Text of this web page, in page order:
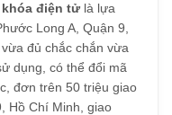
khóa điện tửlà lựa
Long A, Quận 9,
đủ chắc chắn vừa
dụng, có thể đổi mã
đơn trên 50 triệu giao
Hồ Chí Minh, giao